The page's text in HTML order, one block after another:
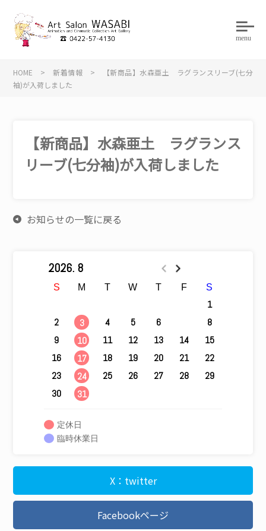
menu
HOME >新着情報 >
【新商品】水森亜土 ラグランスリーブ(七分
袖)が入荷しました
【新商品】水森亜土 ラグランス
リーブ(七分袖)が入荷しました
お知らせの一覧に戻る
2026. 8
S M T W T F S
1
2
3 4 5 6
8
9
10 11 12 13 14
15
16
17 18 19 20 21
22
23
24 25 26 27 28
29
30
31
定休日
臨時休業日
X：twitter
Facebookページ